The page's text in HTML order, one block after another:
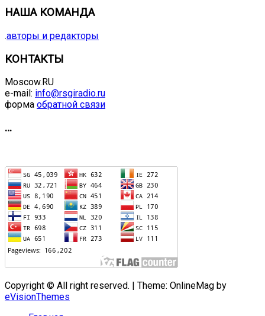
НАША КОМАНДА
.авторы и редакторы
КОНТАКТЫ
Moscow.RU
e-mail: info@rsgiradio.ru
форма обратной связи
…
Copyright © All right reserved. | Theme: OnlineMag by
eVisionThemes